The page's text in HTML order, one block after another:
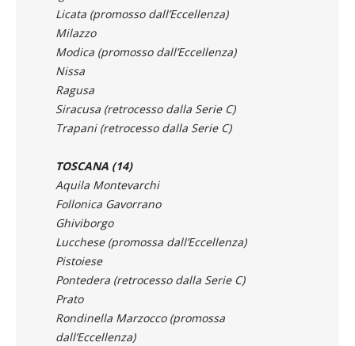
Milazzo
Modica (promosso dall’Eccellenza)
Nissa
Ragusa
Siracusa (retrocesso dalla Serie C)
Trapani (retrocesso dalla Serie C)
TOSCANA (14)
Follonica Gavorrano
Ghiviborgo
Lucchese (promossa dall’Eccellenza)
Pistoiese
Pontedera (retrocesso dalla Serie C)
Prato
Rondinella Marzocco (promossa
dall’Eccellenza)
San Donato Tavarnelle